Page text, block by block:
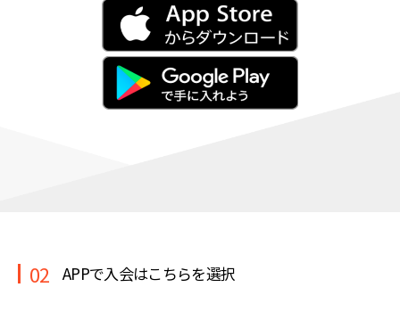
02 APPで入会はこちらを選択